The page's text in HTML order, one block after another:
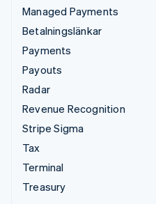
Managed Payments
Betalningslänkar
Payments
Payouts
Radar
Revenue Recognition
Stripe Sigma
Tax
Terminal
Treasury